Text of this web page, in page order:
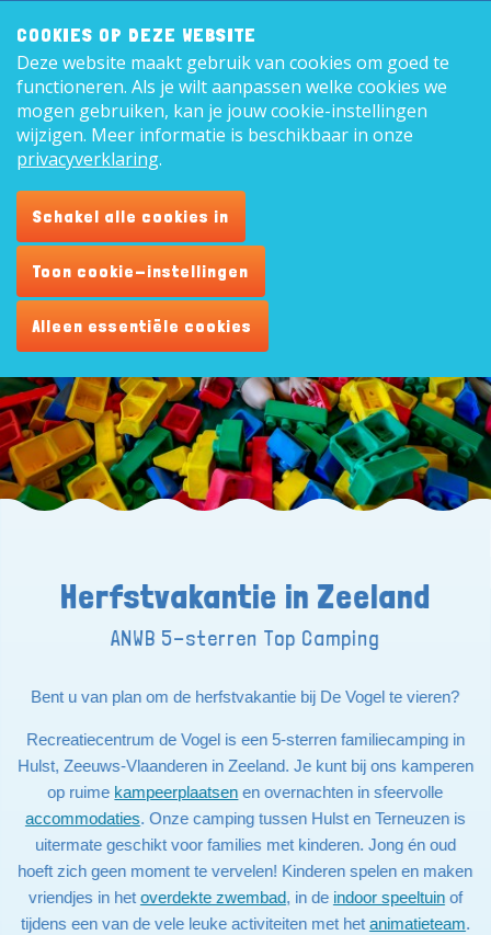
8,9
Herfstvakantie in Zeeland!
Herfstvakantie in Zeeland
ANWB 5-sterren Top Camping
Bent u van plan om de herfstvakantie bij De Vogel te vieren?
Recreatiecentrum de Vogel is een 5-sterren familiecamping in
Hulst, Zeeuws-Vlaanderen in Zeeland. Je kunt bij ons kamperen
op ruime kampeerplaatsen en overnachten in sfeervolle
accommodaties. Onze camping tussen Hulst en Terneuzen is
uitermate geschikt voor families met kinderen. Jong én oud
hoeft zich geen moment te vervelen! Kinderen spelen en maken
vriendjes in hetoverdekte zwembad, in de indoor speeltuinof
tijdens een van de vele leuke activiteiten met hetanimatieteam.
COOKIES OP DEZE WEBSITE
Deze website maakt gebruik van cookies om goed te
functioneren. Als je wilt aanpassen welke cookies we
mogen gebruiken, kan je jouw cookie-instellingen
wijzigen. Meer informatie is beschikbaar in onze
privacyverklaring.
Schakel alle cookies in
Toon cookie-instellingen
Alleen essentiële cookies